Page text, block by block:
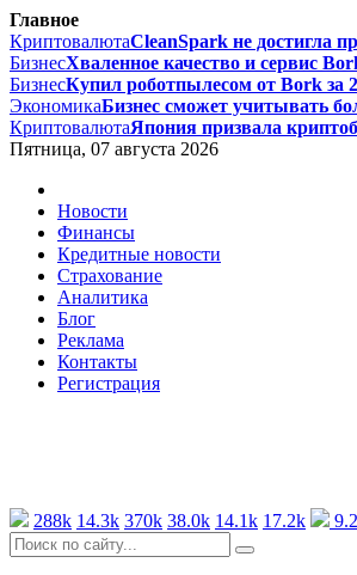
Главное
КриптовалютаCleanSpark не достигла
БизнесХваленное качество и сервис
БизнесКупил роботпылесом от Bork за
ЭкономикаБизнес сможет учитывать
КриптовалютаЯпония призвала
Пятница, 07 августа 2026
Новости
Финансы
Кредитные новости
Страхование
Аналитика
Блог
Реклама
Контакты
Регистрация
288k 14.3k 370k 38.0k 14.1k 17.2k